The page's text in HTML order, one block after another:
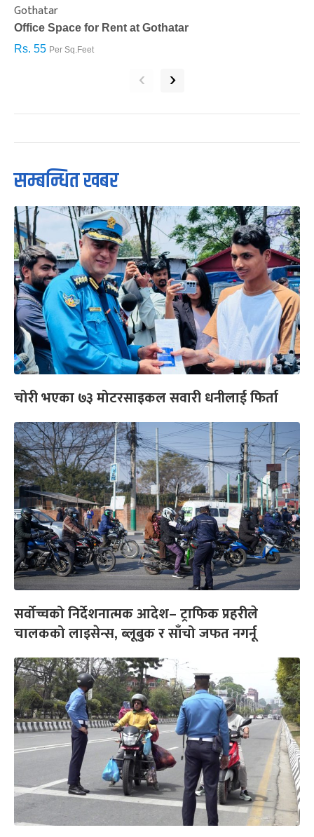
Gothatar
Office Space for Rent at Gothatar
Rs. 55 Per Sq.Feet
‹ ›
सम्बन्धित खबर
चोरी भएका ७३ मोटरसाइकल सवारी धनीलाई फिर्ता
सर्वोच्चको निर्देशनात्मक आदेश– ट्राफिक प्रहरीले
चालकको लाइसेन्स, ब्लूबुक र साँचो जफत नगर्नू